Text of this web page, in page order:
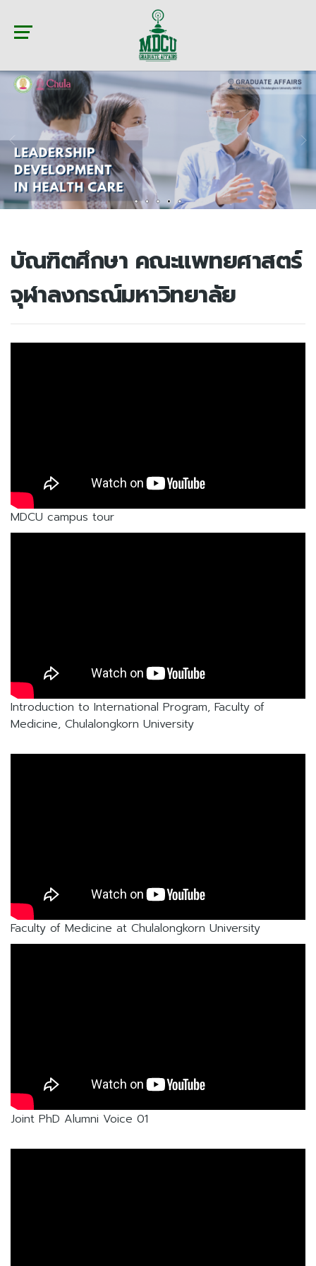
บัณฑิตศึกษา คณะแพทยศาสตร์
จุฬาลงกรณ์มหาวิทยาลัย
MDCU campus tour
Introduction to International Program, Faculty of
Medicine, Chulalongkorn University
Faculty of Medicine at Chulalongkorn University
Joint PhD Alumni Voice 01